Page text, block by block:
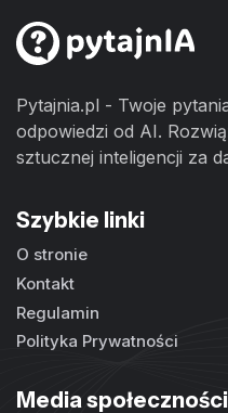
Pytajnia.pl - Twoje
odpowiedzi od AI.
sztucznej inteligencji za
Szybkie linki
O stronie
Kontakt
Regulamin
Polityka Prywatności
Media